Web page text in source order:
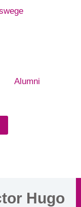
Alumni
Hugo